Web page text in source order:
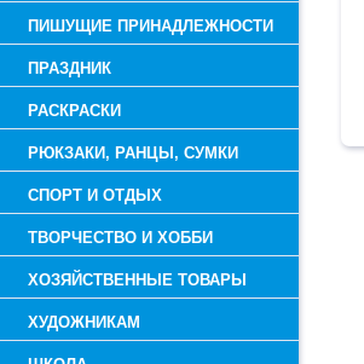
ПИШУЩИЕ ПРИНАДЛЕЖНОСТИ
ПРАЗДНИК
РАСКРАСКИ
РЮКЗАКИ, РАНЦЫ, СУМКИ
СПОРТ И ОТДЫХ
ТВОРЧЕСТВО И ХОББИ
ХОЗЯЙСТВЕННЫЕ ТОВАРЫ
ХУДОЖНИКАМ